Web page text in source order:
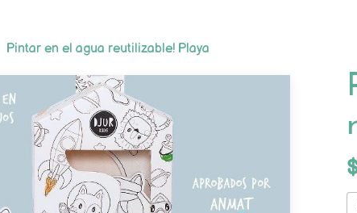
Pintar en el agua reutilizable! Playa